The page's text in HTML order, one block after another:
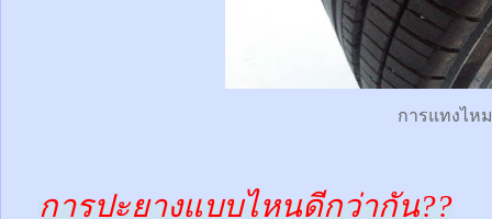
การแทงไหม
การปะยางแบบไหนดีกว่ากัน??